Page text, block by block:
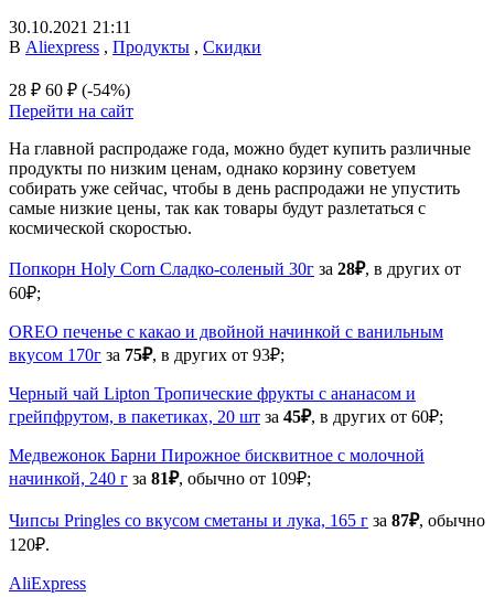
30.10.2021 21:11
В Aliexpress , Продукты , Скидки
28 ₽ 60 ₽ (-54%)
Перейти на сайт
На главной распродаже года, можно будет купить различные
продукты по низким ценам, однако корзину советуем
собирать уже сейчас, чтобы в день распродажи не упустить
самые низкие цены, так как товары будут разлетаться с
космической скоростью.
Попкорн Holy Corn Сладко-соленый 30г за 28₽, в других от
60₽;
OREO печенье с какао и двойной начинкой с ванильным
вкусом 170г за 75₽, в других от 93₽;
Черный чай Lipton Тропические фрукты с ананасом и
грейпфрутом, в пакетиках, 20 шт за 45₽, в других от 60₽;
Медвежонок Барни Пирожное бисквитное с молочной
начинкой, 240 г за 81₽, обычно от 109₽;
Чипсы Pringles со вкусом сметаны и лука, 165 г за 87₽, обычно
120₽.
AliExpress